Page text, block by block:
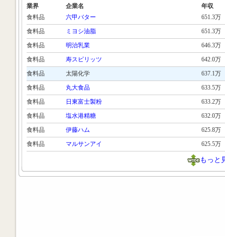
業界 企業名
年収
食料品
六甲バター
651.3万
食料品
ミヨシ油脂
651.3万
食料品
明治乳業
646.3万
食料品
寿スピリッツ
642.0万
食料品
太陽化学
637.1万
食料品
丸大食品
633.5万
食料品
日東富士製粉
633.2万
食料品
塩水港精糖
632.0万
食料品
伊藤ハム
625.8万
食料品
マルサンアイ 625.5万
もっと